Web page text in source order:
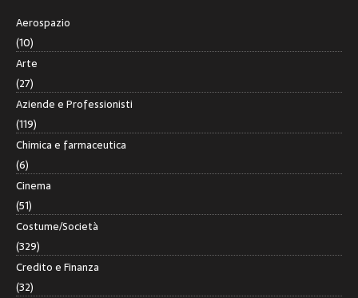
Aerospazio
(10)
Arte
(27)
Aziende e Professionisti
(119)
Chimica e farmaceutica
(6)
Cinema
(51)
Costume/Società
(329)
Credito e Finanza
(32)